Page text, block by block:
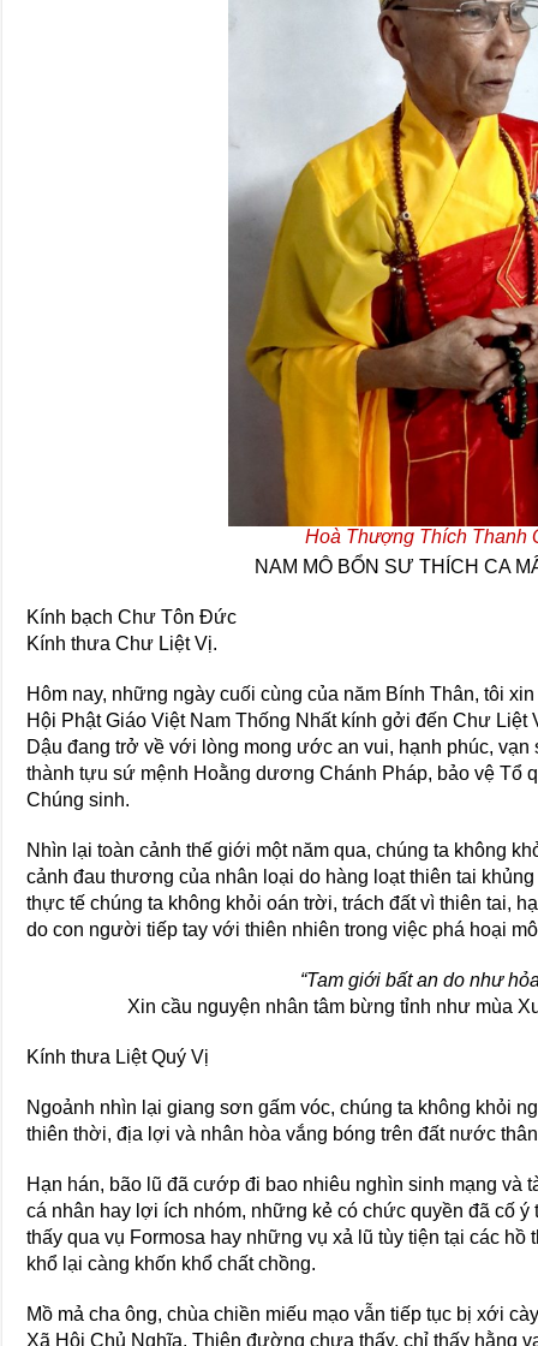
Hoà Thượng Thích Thanh
NAM MÔ BỔN SƯ THÍCH CA
Kính bạch Chư Tôn Đức
Kính thưa Chư Liệt Vị.
Hôm nay, những ngày cuối cùng của năm Bính Thân, tôi
Hội Phật Giáo Việt Nam Thống Nhất kính gởi đến Chư
Dậu đang trở về với lòng mong ước an vui, hạnh phúc,
thành tựu sứ mệnh Hoằng dương Chánh Pháp, bảo vệ Tổ
Chúng sinh.
Nhìn lại toàn cảnh thế giới một năm qua, chúng ta không
cảnh đau thương của nhân loại do hàng loạt thiên tai
thực tế chúng ta không khỏi oán trời, trách đất vì thiên tai,
do con người tiếp tay với thiên nhiên trong việc phá hoại
“Tam giới bất an do như
Xin cầu nguyện nhân tâm bừng tỉnh như mùa
Kính thưa Liệt Quý Vị
Ngoảnh nhìn lại giang sơn gấm vóc, chúng ta không khỏi
thiên thời, địa lợi và nhân hòa vắng bóng trên đất nước
Hạn hán, bão lũ đã cướp đi bao nhiêu nghìn sinh mạng và
cá nhân hay lợi ích nhóm, những kẻ có chức quyền đã cố
thấy qua vụ Formosa hay những vụ xả lũ tùy tiện tại các
khổ lại càng khốn khổ chất chồng.
Mồ mả cha ông, chùa chiền miếu mạo vẫn tiếp tục bị xới
Xã Hội Chủ Nghĩa. Thiên đường chưa thấy, chỉ thấy hằng